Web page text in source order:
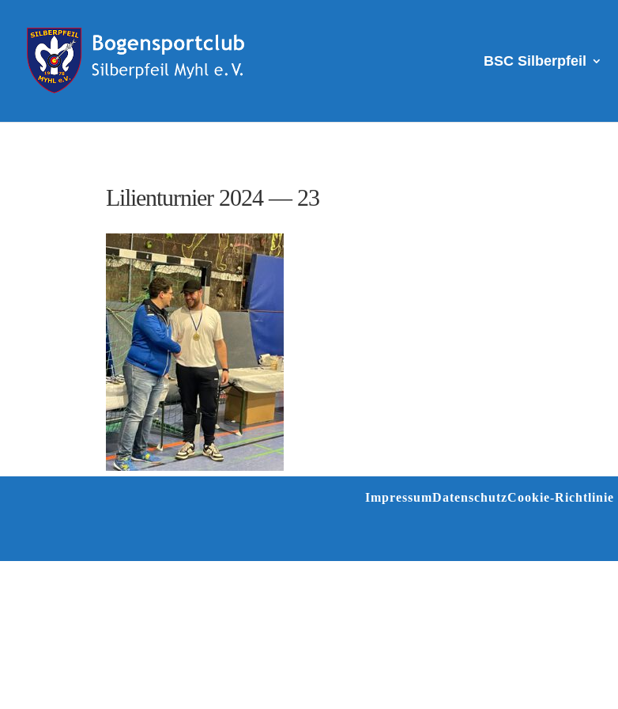
BSC Silberpfeil
Lilienturnier 2024 — 23
ImpressumDatenschutzCookie-Richtlinie